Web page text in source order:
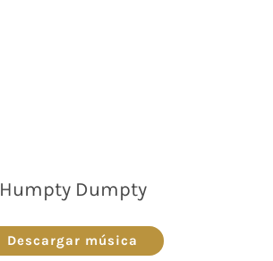
Humpty Dumpty
Descargar música